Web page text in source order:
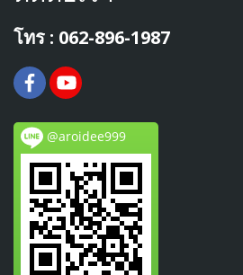
โทร : 062-896-1987
@aroidee999